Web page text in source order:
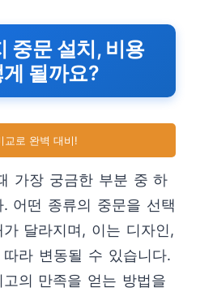
중문 설치, 비용
될까요?
교로 완벽 대비!
가장 궁금한 부분 중 하
어떤 종류의 중문을 선택
달라지며, 이는 디자인,
라 변동될 수 있습니다.
의 만족을 얻는 방법을